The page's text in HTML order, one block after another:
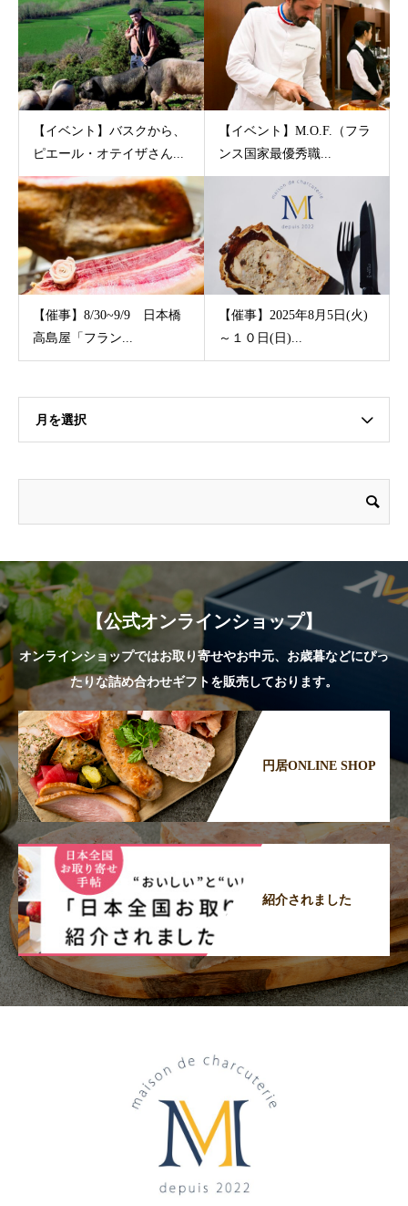
【イベント】バスクから、
ピエール・オテイザさん...
【イベント】M.O.F.（フラ
ンス国家最優秀職...
【催事】8/30~9/9 日本橋
高島屋「フラン...
【催事】2025年8月5日(火)
～１０日(日)...
月を選択
【公式オンラインショップ】
オンラインショップではお取り寄せやお中元、お歳暮などにぴっ
たりな詰め合わせギフトを販売しております。
円居ONLINE SHOP
紹介されました